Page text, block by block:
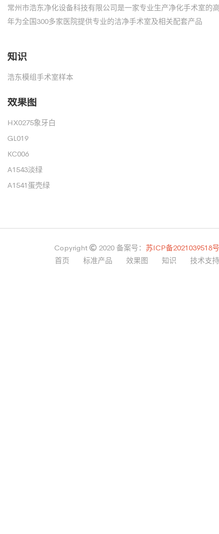
常州市浩东净化设备科技有限公司是一家专业生产净化手术室的
年为全国300多家医院提供专业的洁净手术室及相关配套产品
知识
浩东模组手术室样本
效果图
HX0275象牙白
GL019
KC006
A1543淡绿
A1541蛋壳绿
Copyright 2020 备案号： 苏ICP备2021039518号
首页
标准产品 效果图 知识 技术支持